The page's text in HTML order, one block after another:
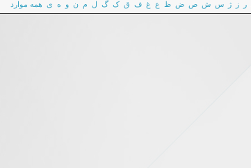
ر ز ژ س ش ص ض ظ ع غ ف ق ک گ ل م ن و ه ی همه موارد